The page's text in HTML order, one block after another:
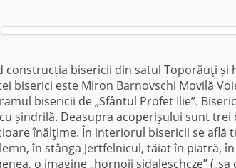
construcția bisericii din satul Toporăuţi și
biserici este Miron Barnovschi Movilă
bisericii de „Sfântul Profet Ilie”.
șindrilă. Deasupra acoperişului sunt trei
înălţime. În interiorul bisericii se
în stânga Jertfelnicul, tăiat în piatră,
o imagine „hornoji sidaleschcze”